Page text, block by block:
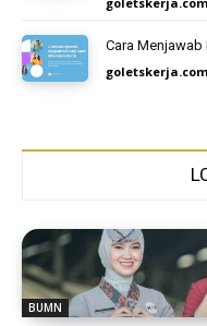
Cara Menjawab
goletskerja.com
BUMN